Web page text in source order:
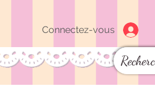
Connectez-vous